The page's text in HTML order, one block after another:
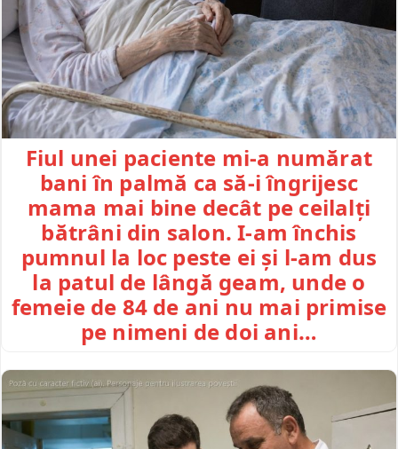
Fiul unei paciente mi-a numărat
bani în palmă ca să-i îngrijesc
mama mai bine decât pe ceilalți
bătrâni din salon. I-am închis
pumnul la loc peste ei și l-am dus
la patul de lângă geam, unde o
femeie de 84 de ani nu mai primise
pe nimeni de doi ani…